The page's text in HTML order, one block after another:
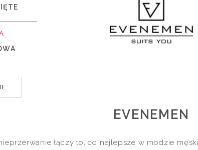
EVENEMEN
łączy to, co najlepsze w modzie